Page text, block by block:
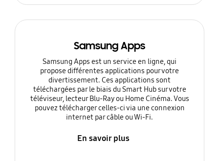
Samsung Apps
Samsung Apps est un service en ligne, qui
propose différentes applications pour votre
divertissement. Ces applications sont
téléchargées par le biais du Smart Hub sur votre
téléviseur, lecteur Blu-Ray ou Home Cinéma. Vous
pouvez télécharger celles-ci via une connexion
internet par câble ou Wi-Fi.
En savoir plus